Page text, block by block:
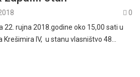
0
22. rujna 2018.godine oko 15,00 sati u
IV, u stanu vlasništvo 48…